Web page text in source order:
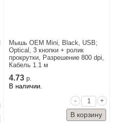
Мышь OEM Mini, Black, USB;
Optical, 3 кнопки + ролик
прокрутки, Разрешение 800 dpi,
Кабель 1.1 м
4.73 р.
В наличии.
-
+